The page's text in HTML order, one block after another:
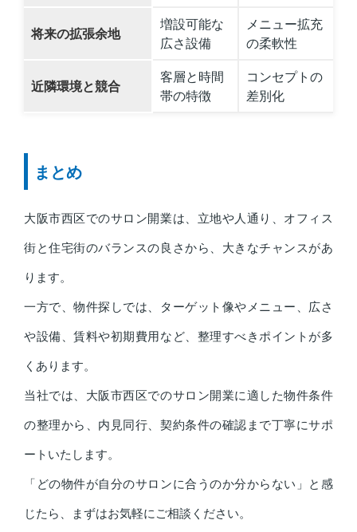
将来の拡張余地
増設可能な
広さ設備
メニュー拡充
の柔軟性
近隣環境と競合
客層と時間
帯の特徴
コンセプトの
差別化
まとめ
大阪市西区でのサロン開業は、立地や人通り、オフィス
街と住宅街のバランスの良さから、大きなチャンスがあ
ります。
一方で、物件探しでは、ターゲット像やメニュー、広さ
や設備、賃料や初期費用など、整理すべきポイントが多
くあります。
当社では、大阪市西区でのサロン開業に適した物件条件
の整理から、内見同行、契約条件の確認まで丁寧にサポ
ートいたします。
「どの物件が自分のサロンに合うのか分からない」と感
じたら、まずはお気軽にご相談ください。